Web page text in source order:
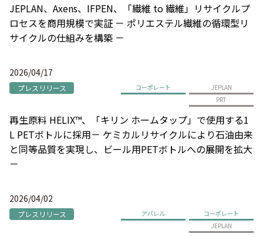
JEPLAN、Axens、IFPEN、「繊維 to 繊維」リサイクルプ
ロセスを商用規模で実証 － ポリエステル繊維の循環型リ
サイクルの仕組みを構築 －
2026/04/17
プレスリリース コーポレート
JEPLAN
PRT
再生原料 HELIX™、「キリン ホームタップ」で使用する1
L PETボトルに採用－ ケミカルリサイクルにより石油由来
と同等品質を実現し、ビール用PETボトルへの展開を拡大
－
2026/04/02
プレスリリース アパレル
コーポレート
JEPLAN